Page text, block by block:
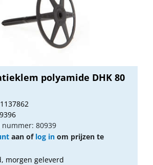
polyamide DHK 80
80939
aan of log in om prijzen te
morgen geleverd